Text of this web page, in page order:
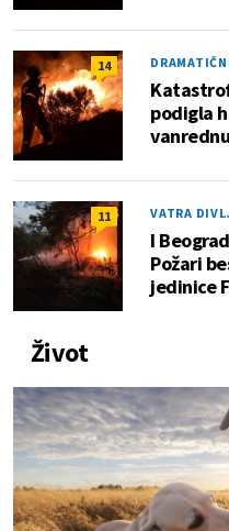
14
podigla
11 VATRA
I
Požari
jedinice
Život